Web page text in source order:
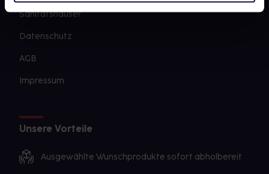
Sanitätshäuser
Datenschutz
AGB
Impressum
Unsere Vorteile
Ausgewählte Wunschprodukte sofort abholbereit